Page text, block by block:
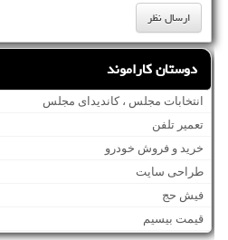
دوستان کاراموند
انتخابات مجلس ، کاندیدای مجلس
تعمیر تلفن
خرید و فروش خودرو
طراحی سایت
فیش حج
قیمت بیسیم